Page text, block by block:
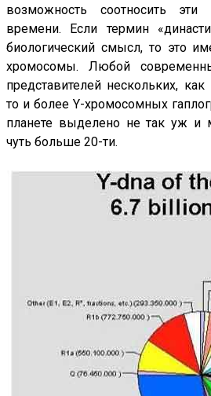
возможность соотносить
времени. Если термин
биологический смысл, то это
хромосомы. Любой
представителей нескольких,
то и более Y-хромосомных
планете выделено не так уж и
чуть больше 20-ти.